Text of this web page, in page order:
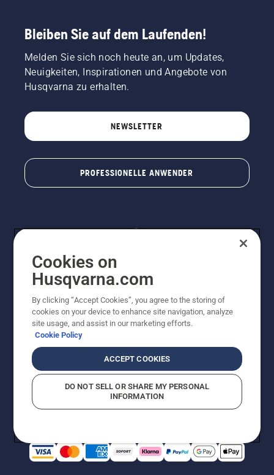
Bleiben Sie auf dem Laufenden!
Melden Sie sich noch heute an, um Updates,
Neuigkeiten, Inspirationen und Angebote von
Husqvarna zu erhalten.
NEWSLETTER
PROFESSIONELLE ANWENDER
© Husqvarna® AB (publ). Alle Rechte vorbehalten. Die
Preisangaben sind unverbindliche Preisempfehlungen
von Husqvarna Schweiz AG an den teilnehmenden
Fachhandel, Preise in CHF inklusive 8,1% MWST und
unverbindliche Preisempfehlungen (inkl. MwSt), es sei
denn sie sind für den direkten Kauf verfügbar.
Cookie-RichtlinieNutzungsbedingungen Datenschutzerklärung
Vermutete Verstöße melden
Cookies on
Husqvarna.com
By clicking “Accept Cookies”, you agree to the storing of
cookies on your device to enhance site navigation, analyze
site usage, and assist in our marketing efforts.
Cookie Policy
ACCEPT COOKIES
DO NOT SELL OR SHARE MY PERSONAL
INFORMATION